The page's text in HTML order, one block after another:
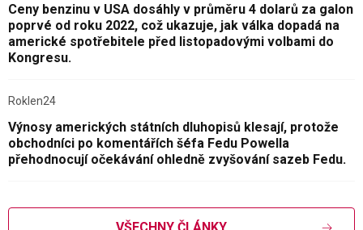
Ceny benzinu v USA dosáhly v průměru 4 dolarů za galon
poprvé od roku 2022, což ukazuje, jak válka dopadá na
americké spotřebitele před listopadovými volbami do
Kongresu.
Roklen24
Výnosy amerických státních dluhopisů klesají, protože
obchodníci po komentářích šéfa Fedu Powella
přehodnocují očekávání ohledně zvyšování sazeb Fedu.
VŠECHNY ČLÁNKY